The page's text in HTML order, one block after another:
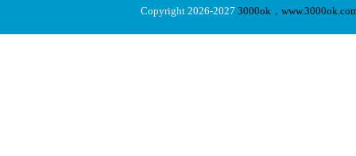
Copyright 2026-2027 3000ok，